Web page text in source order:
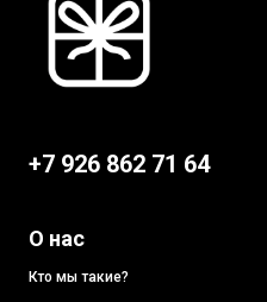
+7 926 862 71 64
О нас
Кто мы такие?